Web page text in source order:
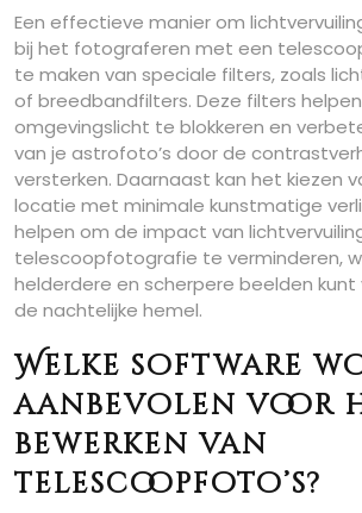
Een effectieve manier om
bij het fotograferen met een
te maken van speciale filters, zoals
of breedbandfilters. Deze filters
omgevingslicht te blokkeren en
van je astrofoto’s door de
versterken. Daarnaast kan het kiezen
locatie met minimale kunstmatige
helpen om de impact van
telescoopfotografie te verminderen,
helderdere en scherpere beelden
de nachtelijke hemel.
Welke software
aanbevolen voor
bewerken van
telescoopfoto’s?